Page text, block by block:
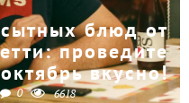
блюд от
проведите
октябрь вкусно!
0 6618